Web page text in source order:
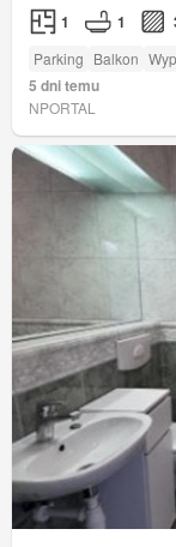
1 1
Parking Balkon
5 dni temu
NPORTAL